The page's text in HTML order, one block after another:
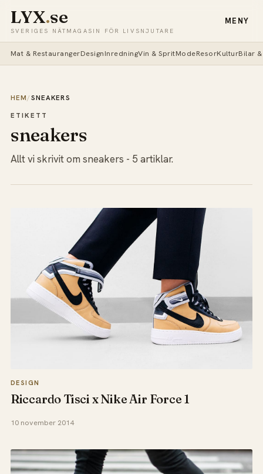
LYX.se
SVERIGES NÄTMAGASIN FÖR LIVSNJUTARE
MENY
Mat & RestaurangerDesignInredningVin & SpritModeResorKulturBilar
HEM / SNEAKERS
ETIKETT
sneakers
Allt vi skrivit om sneakers - 5 artiklar.
DESIGN
Riccardo Tisci x Nike Air Force 1
10 november 2014